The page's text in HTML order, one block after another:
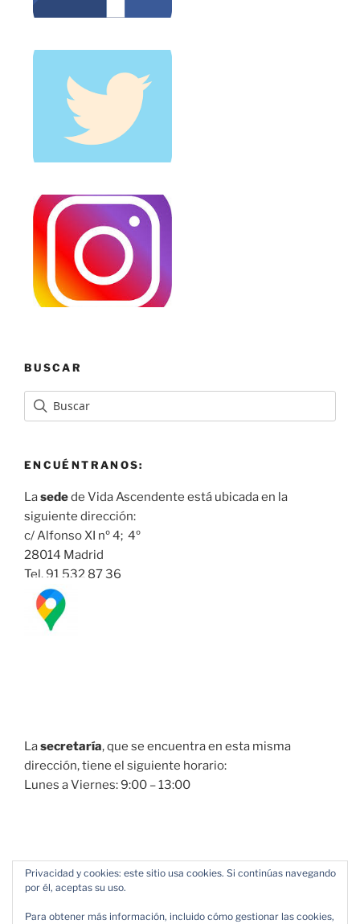
BUSCAR
ENCUÉNTRANOS:
Lasedede Vida Ascendente está ubicada en la
siguiente dirección:
c/ Alfonso XI nº 4; 4º
28014 Madrid
Tel. 91 532 87 36
Lasecretaría, que se encuentra en esta misma
dirección, tiene el siguiente horario:
Lunes a Viernes: 9:00 – 13:00
Privacidad y cookies: este sitio usa cookies. Si continúas navegando
por él, aceptas su uso.
Para obtener más información, incluido cómo gestionar las cookies,